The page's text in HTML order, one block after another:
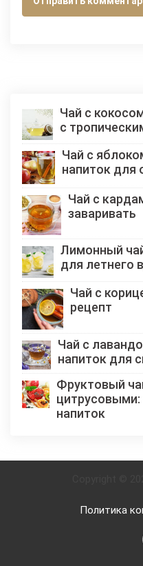
Чай с
с
Чай с
напиток для
Чай с
заваривать
Лимонный
для летнего
Чай с
рецепт
Чай с
напиток для
Фруктовый
напиток
Политика